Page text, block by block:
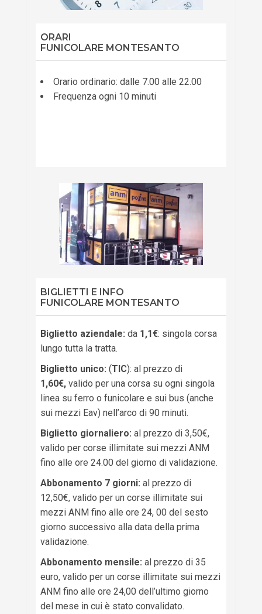
ORARI
FUNICOLARE MONTESANTO
Orario ordinario: dalle 7.00 alle 22.00
Frequenza ogni 10 minuti
BIGLIETTI E INFO
FUNICOLARE MONTESANTO
Biglietto aziendale: da1,1€: singola corsa
lungo tutta la tratta.
Biglietto unico: (TIC): al prezzo di
1,60€,valido per una corsa su ogni singola
linea su ferro o funicolare e sui bus (anche
sui mezzi Eav) nell’arco di 90 minuti.
Biglietto giornaliero: al prezzo di 3,50€,
valido per corse illimitate sui mezzi ANM
fino alle ore 24.00 del giorno di validazione.
Abbonamento 7 giorni: al prezzo di
12,50€, valido per un corse illimitate sui
mezzi ANM fino alle ore 24, 00 del sesto
giorno successivo alla data della prima
validazione.
Abbonamento mensile: al prezzo di 35
euro, valido per un corse illimitate sui mezzi
ANM fino alle ore 24,00 dell’ultimo giorno
del mese in cui è stato convalidato.